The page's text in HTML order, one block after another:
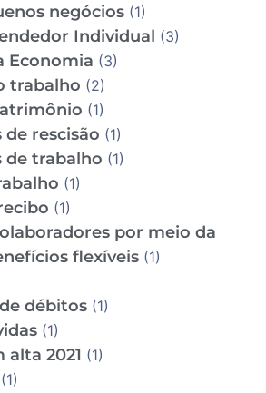
negócios (1)
Individual (3)
Economia (3)
trabalho (2)
(1)
rescisão (1)
de trabalho (1)
(1)
(1)
por meio da
flexíveis (1)
débitos (1)
(1)
alta 2021 (1)
(1)